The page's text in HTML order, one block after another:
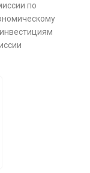
по